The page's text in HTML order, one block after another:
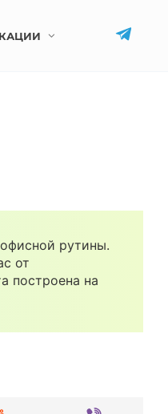
рутины.
от
построена на